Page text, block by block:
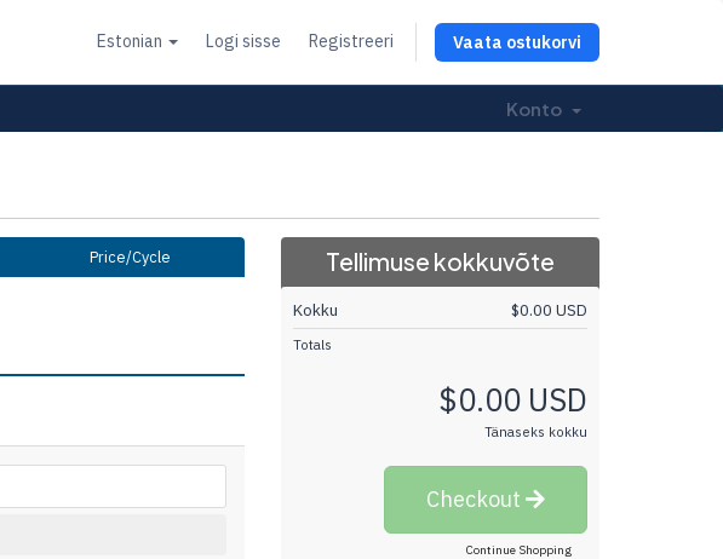
Estonian Logi sisse Registreeri Vaata ostukorvi
Konto
Price/Cycle Tellimuse kokkuvõte
Kokku $0.00 USD
Totals
$0.00 USD
Tänaseks kokku
Checkout
Continue Shopping